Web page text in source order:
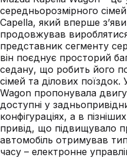
середньорозмірного
Capella, який вперше
продовжував
представник сегменту
він поєднує просторий
седану, що робить його
сімей та ділових поїздок.
Wagon пропонувала
доступні у
конфігураціях, а в
привід, що підвищувало
автомобіль отримував
часу – електронне